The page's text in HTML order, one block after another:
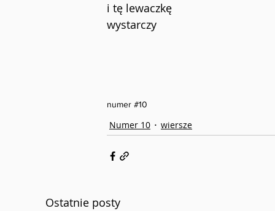
i tę lewaczkę
wystarczy
numer #10
Numer 10 wiersze
Ostatnie posty